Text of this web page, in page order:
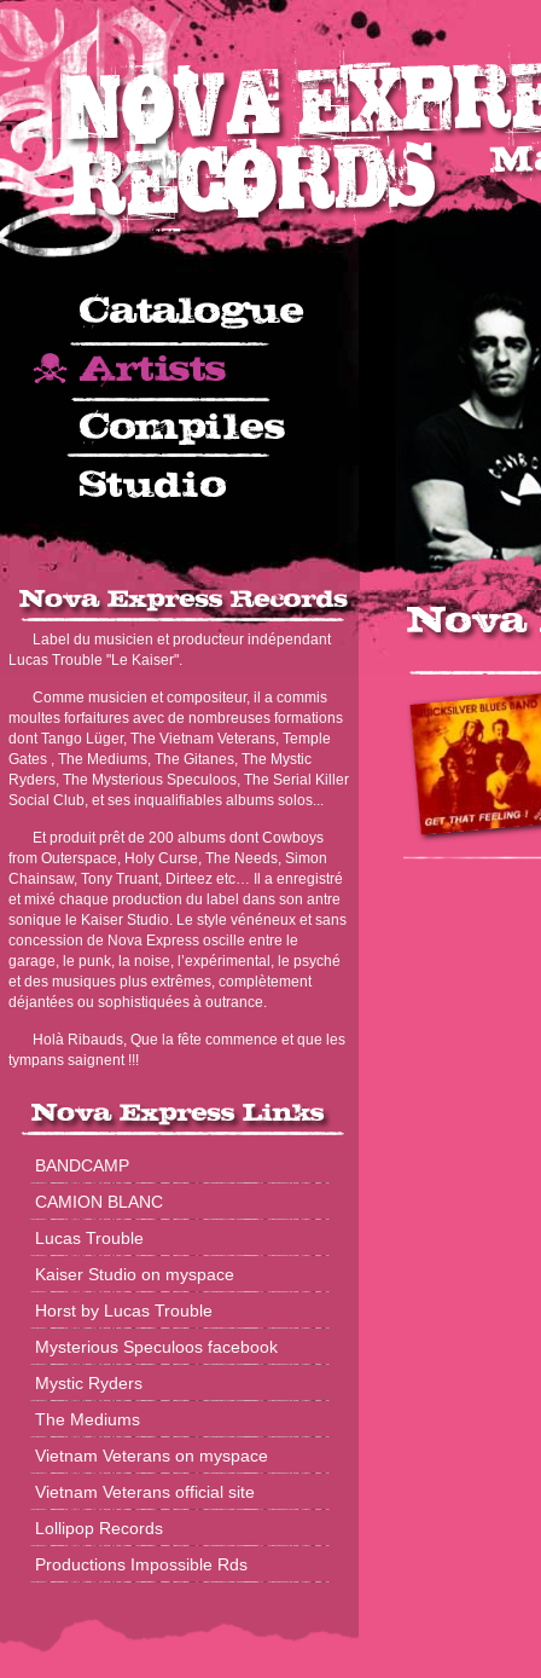
Label du musicien et producteur indépendant
Lucas Trouble "Le Kaiser".
Comme musicien et compositeur, il a commis
moultes forfaitures avec de nombreuses formations
dont Tango Lüger, The Vietnam Veterans, Temple
Gates , The Mediums, The Gitanes, The Mystic
Ryders, The Mysterious Speculoos, The Serial Killer
Social Club, et ses inqualifiables albums solos...
Et produit prêt de 200 albums dont Cowboys
from Outerspace, Holy Curse, The Needs, Simon
Chainsaw, Tony Truant, Dirteez etc… Il a enregistré
et mixé chaque production du label dans son antre
sonique le Kaiser Studio. Le style vénéneux et sans
concession de Nova Express oscille entre le
garage, le punk, la noise, l’expérimental, le psyché
et des musiques plus extrêmes, complètement
déjantées ou sophistiquées à outrance.
Holà Ribauds, Que la fête commence et que les
tympans saignent !!!
BANDCAMP
CAMION BLANC
Lucas Trouble
Kaiser Studio on myspace
Horst by Lucas Trouble
Mysterious Speculoos facebook
Mystic Ryders
The Mediums
Vietnam Veterans on myspace
Vietnam Veterans official site
Lollipop Records
Productions Impossible Rds